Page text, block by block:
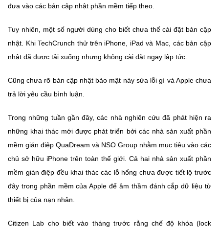
BỘ KHOA HỌC VÀ CÔNG NGHỆ
Điều khoản sử dụng Theo dõi MST: Góp ý
Cơ quan chủ quản: Bộ Khoa học và Công nghệ (MST)
Chịu trách nhiệm nội dung: Nguyễn Thị Hải Hằng
Giám đốc Trung tâm Truyền thông Khoa học và Công nghệ.
Liên hệ
Điện thoại: 024 3936 9506
Email: stc@mst.gov.vn
©2026 Bản quyền thuộc Bộ Khoa Học và Công Nghệ
(Ghi rõ nguồn "https://mst.gov.vn" khi phát hành lại thông tin từ
website này)
đưa vào các bản cập nhật phần mềm tiếp theo.
Tuy nhiên, một số người dùng cho biết chưa thể cài đặt bản cập
nhật. Khi TechCrunch thử trên iPhone, iPad và Mac, các bản cập
nhật đã được tải xuống nhưng không cài đặt ngay lập tức.
Cũng chưa rõ bản cập nhật bảo mật này sửa lỗi gì và Apple chưa
trả lời yêu cầu bình luận.
Trong những tuần gần đây, các nhà nghiên cứu đã phát hiện ra
những khai thác mới được phát triển bởi các nhà sản xuất phần
mềm gián điệp QuaDream và NSO Group nhằm mục tiêu vào các
chủ sở hữu iPhone trên toàn thế giới. Cả hai nhà sản xuất phần
mềm gián điệp đều khai thác các lỗ hổng chưa được tiết lộ trước
đây trong phần mềm của Apple để âm thầm đánh cắp dữ liệu từ
thiết bị của nạn nhân.
Citizen Lab cho biết vào tháng trước rằng chế độ khóa (lock